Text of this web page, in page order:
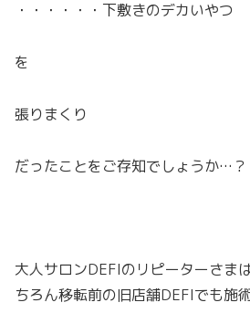
・・・・・・下敷きのデカいやつ
を
張りまくり
だったことをご存知でしょうか…？
大人サロンDEFIのリピーターさま
ちろん移転前の旧店舗DEFIでも施